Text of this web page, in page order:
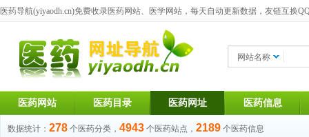
医药导航(yiyaodh.cn)免费收录医药网站、医学网站，每天自动更新数据，友链互换
网站名称
医药网站 医药目录 医药网址 医药信息
数据统计： 278 个医药分类， 4943 个医药站点， 2189 个医药信息